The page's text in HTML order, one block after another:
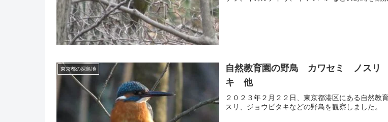
東京都の探鳥地
自然教育園の野鳥 カワセミ ノスリ
キ 他
２０２３年２月２２日、東京都港区にある自然教
スリ、ジョウビタキなどの野鳥を観察しました。